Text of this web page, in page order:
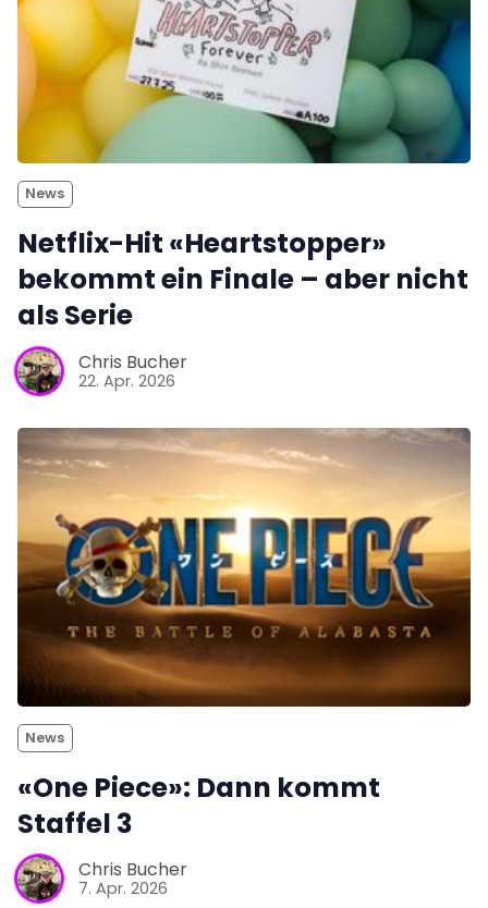
News
Netflix-Hit «Heartstopper»
bekommt ein Finale – aber nicht
als Serie
Chris Bucher
22. Apr. 2026
News
«One Piece»: Dann kommt
Staffel 3
Chris Bucher
7. Apr. 2026